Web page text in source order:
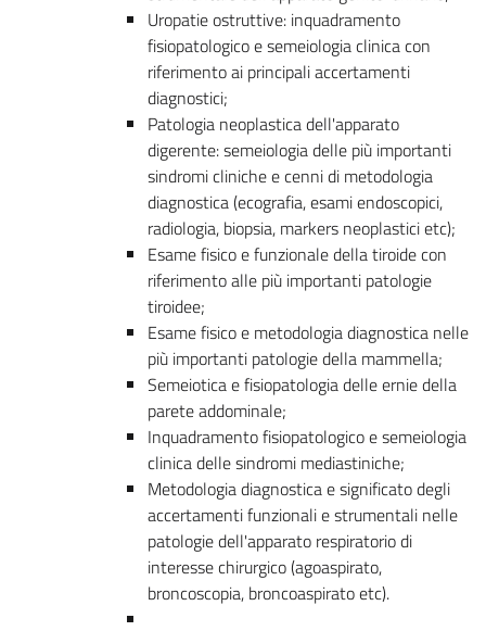
Uropatie ostruttive: inquadramento
fisiopatologico e semeiologia clinica con
riferimento ai principali accertamenti
diagnostici;
Patologia neoplastica dell'apparato
digerente: semeiologia delle più importanti
sindromi cliniche e cenni di metodologia
diagnostica (ecografia, esami endoscopici,
radiologia, biopsia, markers neoplastici etc);
Esame fisico e funzionale della tiroide con
riferimento alle più importanti patologie
tiroidee;
Esame fisico e metodologia diagnostica nelle
più importanti patologie della mammella;
Semeiotica e fisiopatologia delle ernie della
parete addominale;
Inquadramento fisiopatologico e semeiologia
clinica delle sindromi mediastiniche;
Metodologia diagnostica e significato degli
accertamenti funzionali e strumentali nelle
patologie dell'apparato respiratorio di
interesse chirurgico (agoaspirato,
broncoscopia, broncoaspirato etc).